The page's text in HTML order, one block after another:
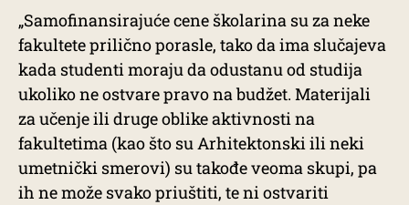
„Samofinansirajuće cene školarina su za neke
fakultete prilično porasle, tako da ima slučajeva
kada studenti moraju da odustanu od studija
ukoliko ne ostvare pravo na budžet. Materijali
za učenje ili druge oblike aktivnosti na
fakultetima (kao što su Arhitektonski ili neki
umetnički smerovi) su takođe veoma skupi, pa
ih ne može svako priuštiti, te ni ostvariti